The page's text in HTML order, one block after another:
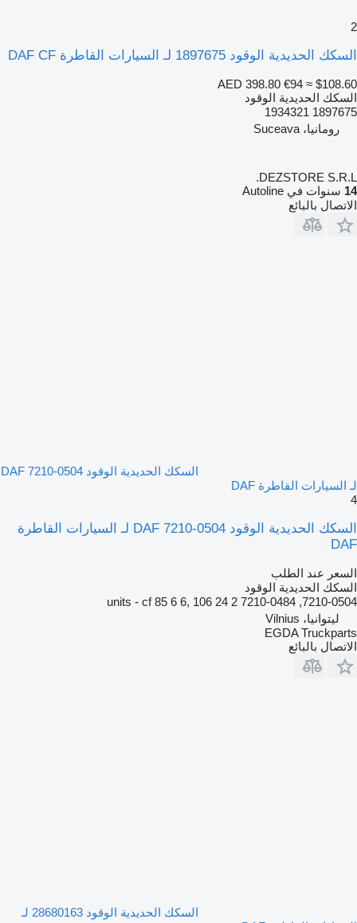
2
السكك الحديدية الوقود 1897675 لـ السيارات القاطرة DAF CF
AED 398.80 €94 ≈ $108.60
السكك الحديدية الوقود
1897675 1934321
رومانيا، Suceava
DEZSTORE S.R.L.
14 سنوات في Autoline
الاتصال بالبائع
السكك الحديدية الوقود DAF 7210-0504
لـ السيارات القاطرة DAF
4
السكك الحديدية الوقود DAF 7210-0504 لـ السيارات القاطرة
DAF
السعر عند الطلب
السكك الحديدية الوقود
7210-0504, 7210-0484 2 units - cf 85 6 6, 106 24
ليتوانيا، Vilnius
EGDA Truckparts
الاتصال بالبائع
السكك الحديدية الوقود 28680163 لـ